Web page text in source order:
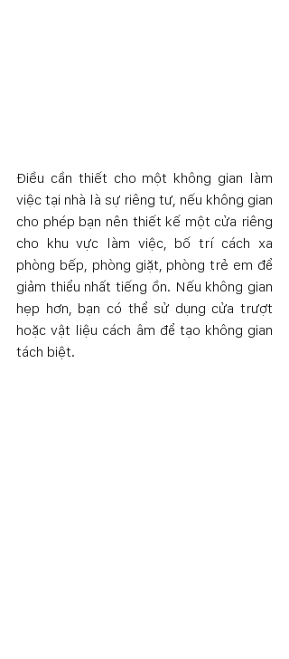
Điều cần thiết cho một không gian làm
việc tại nhà là sự riêng tư, nếu không gian
cho phép bạn nên thiết kế một cửa riêng
cho khu vực làm việc, bố trí cách xa
phòng bếp, phòng giặt, phòng trẻ em để
giảm thiểu nhất tiếng ồn. Nếu không gian
hẹp hơn, bạn có thể sử dụng cửa trượt
hoặc vật liệu cách âm để tạo không gian
tách biệt.